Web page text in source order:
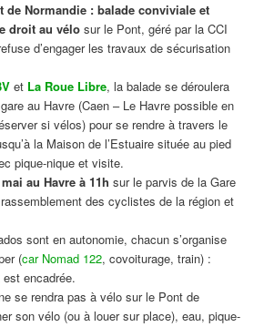
de Normandie : balade conviviale et
droit au vélo sur le Pont, géré par la CCI
d’engager les travaux de sécurisation
et La Roue Libre, la balade se déroulera
au Havre (Caen – Le Havre possible en
si vélos) pour se rendre à travers le
la Maison de l’Estuaire située au pied
pique-nique et visite.
au Havre à 11h sur le parvis de la Gare
des cyclistes de la région et
sont en autonomie, chacun s’organise
(car Nomad 122, covoiturage, train) :
encadrée.
se rendra pas à vélo sur le Pont de
son vélo (ou à louer sur place), eau, pique-